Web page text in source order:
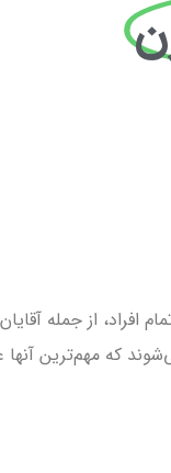
از جمله
که مهم‌ترین آنها